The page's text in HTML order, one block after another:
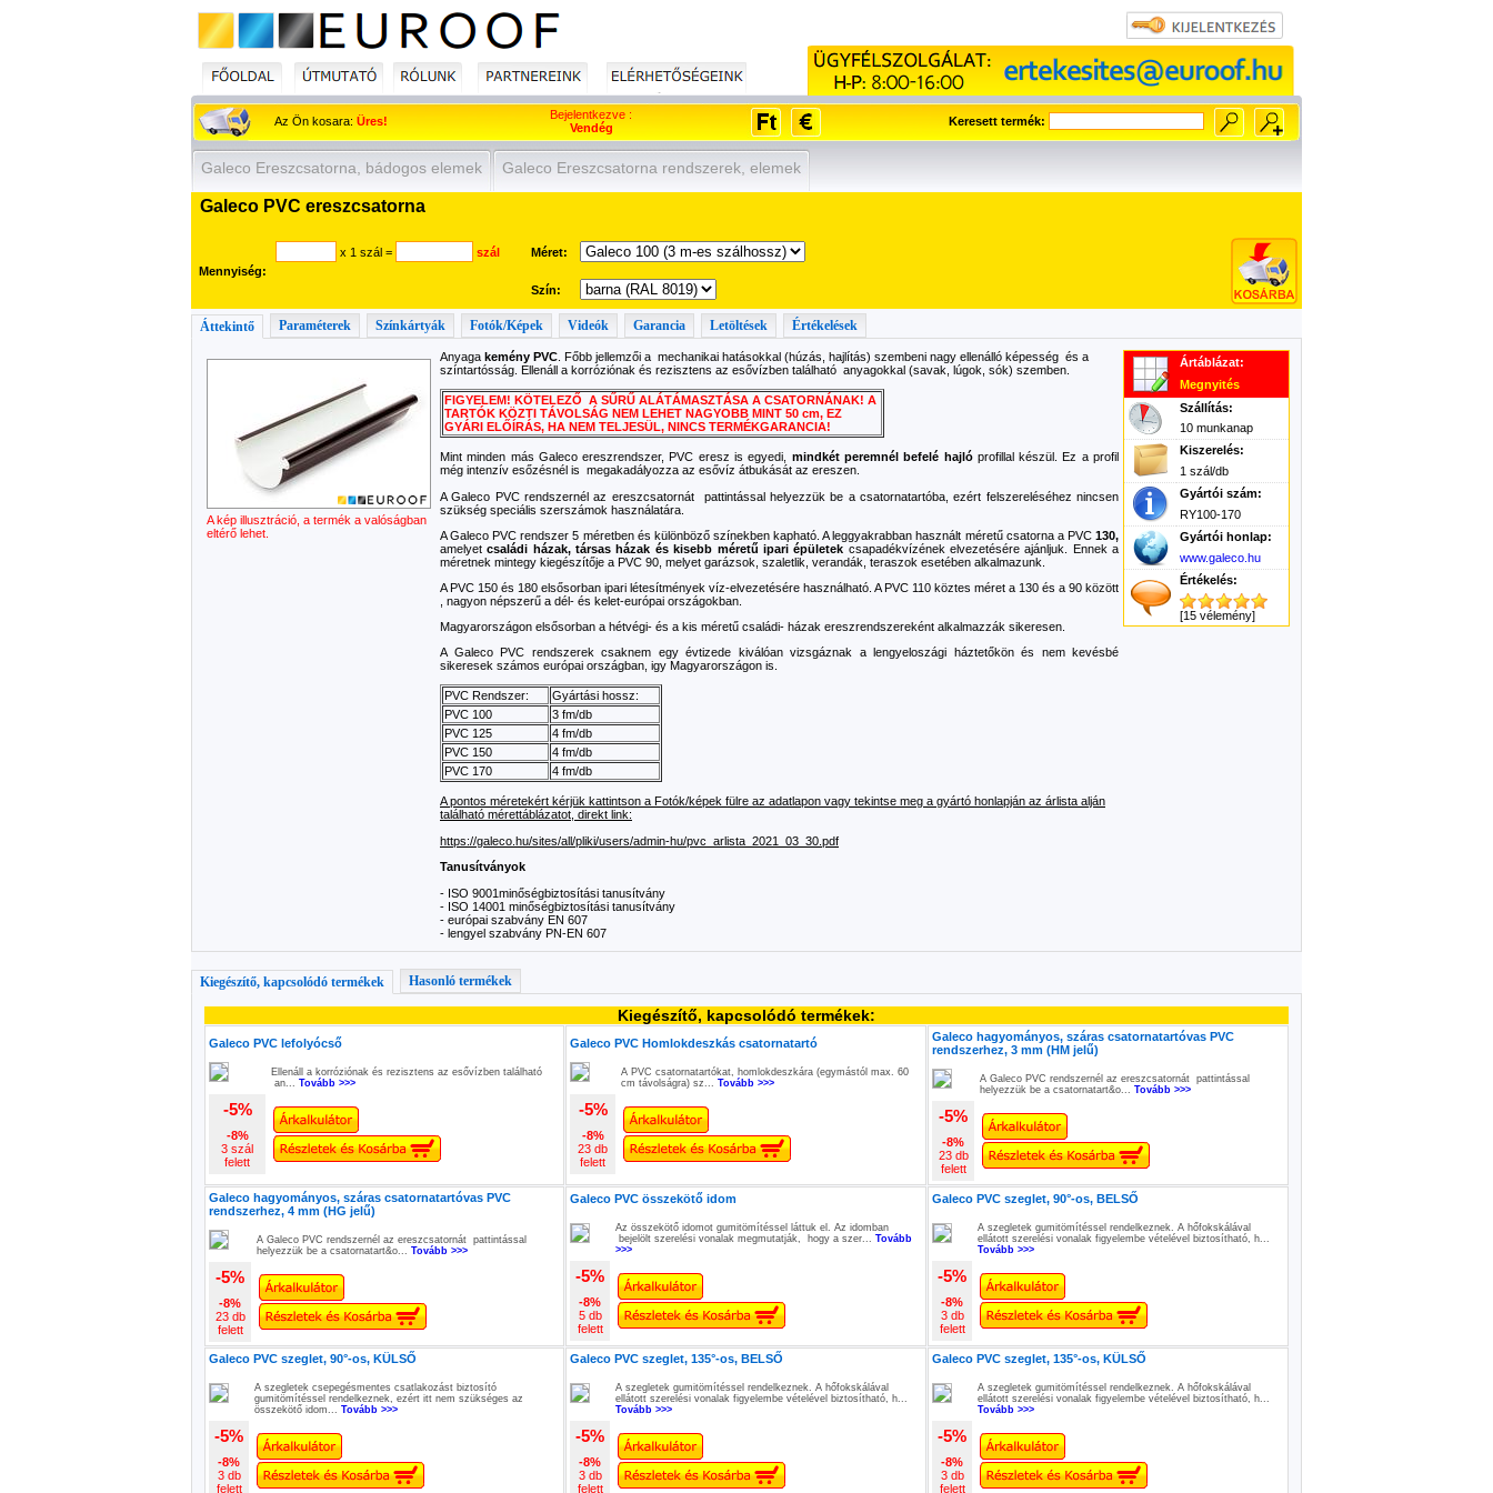
Az Ön kosara: Üres!
Bejelentkezve :
Vendég
Keresett termék:
Galeco Ereszcsatorna, bádogos elemek Galeco Ereszcsatorna rendszerek, elemek
Galeco PVC ereszcsatorna
Mennyiség:
x 1 szál = szál Méret:
Szín:
Áttekintő Paraméterek Színkártyák Fotók/Képek Videók Garancia Letöltések Értékelések
A kép illusztráció, a termék a valóságban
eltérő lehet.
Anyaga kemény PVC . Főbb jellemzői a mechanikai hatásokkal (húzás, hajlítás) szembeni nagy ellenálló képesség és a
színtartósság. Ellenáll a korróziónak és rezisztens az esővízben található anyagokkal (savak, lúgok, sók) szemben.
FIGYELEM! KÖTELEZŐ A SŰRŰ ALÁTÁMASZTÁSA A CSATORNÁNAK! A
TARTÓK KÖZTI TÁVOLSÁG NEM LEHET NAGYOBB MINT 50 cm, EZ
GYÁRI ELŐÍRÁS, HA NEM TELJESÜL, NINCS TERMÉKGARANCIA!
Mint minden más Galeco ereszrendszer, PVC eresz is egyedi, mindkét peremnél befelé hajlóprofillal készül. Ez a profil
még intenzív esőzésnél is megakadályozza az esővíz átbukását az ereszen.
A Galeco PVC rendszernél az ereszcsatornát pattintással helyezzük be a csatornatartóba, ezért felszereléséhez nincsen
szükség speciális szerszámok használatára.
A Galeco PVC rendszer 5 méretben és különböző színekben kapható. A leggyakrabban használt méretű csatorna a PVC 130,
amelyetcsaládi házak, társas házak és kisebb méretű ipari épületek csapadékvízének elvezetésére ajánljuk. Ennek a
méretnek mintegy kiegészítője a PVC 90, melyet garázsok, szaletlik, verandák, teraszok esetében alkalmazunk.
A PVC 150 és 180 elsősorban ipari létesítmények víz-elvezetésére használható. A PVC 110 köztes méret a 130 és a 90 között
, nagyon népszerű a dél- és kelet-európai országokban.
Magyarországon elsősorban a hétvégi- és a kis méretű családi- házak ereszrendszereként alkalmazzák sikeresen.
A Galeco PVC rendszerek csaknem egy évtizede kiválóan vizsgáznak a lengyeloszági háztetőkön és nem kevésbé
sikeresek számos európai országban, igy Magyarországon is.
PVC Rendszer:
Gyártási hossz:
PVC 100
3 fm/db
PVC 125
4 fm/db
PVC 150
4 fm/db
PVC 170
4 fm/db
A pontos méretekért kérjük kattintson a Fotók/képek fülre az adatlapon vagy tekintse meg a gyártó honlapján az árlista alján
található mérettáblázatot, direkt link:
https://galeco.hu/sites/all/pliki/users/admin-hu/pvc_arlista_2021_03_30.pdf
Tanusítványok
- ISO 9001minőségbiztosítási tanusítvány
- ISO 14001 minőségbiztosítási tanusítvány
- európai szabvány EN 607
- lengyel szabvány PN-EN 607
Ártáblázat:
Megnyités
Szállítás:
10 munkanap
Kiszerelés:
1 szál/db
Gyártói szám:
RY100-170
Gyártói honlap:
www.galeco.hu
Értékelés:
[15 vélemény]
Kiegészítő, kapcsolódó termékek Hasonló termékek
Kiegészítő, kapcsolódó termékek:
Galeco PVC lefolyócső
Ellenáll a korróziónak és rezisztens az esővízben található
an... Tovább >>>
-5%
-8%
3 szál
felett
Galeco PVC Homlokdeszkás csatornatartó
A PVC csatornatartókat, homlokdeszkára (egymástól max. 60
cm távolságra) sz... Tovább >>>
-5%
-8%
23 db
felett
Galeco hagyományos, száras csatornatartóvas PVC
rendszerhez, 3 mm (HM jelű)
A Galeco PVC rendszernél az ereszcsatornát pattintással
helyezzük be a csatornatart&o... Tovább >>>
-5%
-8%
23 db
felett
Galeco hagyományos, száras csatornatartóvas PVC
rendszerhez, 4 mm (HG jelű)
A Galeco PVC rendszernél az ereszcsatornát pattintással
helyezzük be a csatornatart&o... Tovább >>>
-5%
-8%
23 db
felett
Galeco PVC összekötő idom
Az összekötő idomot gumitömítéssel láttuk el. Az idomban
bejelölt szerelési vonalak megmutatják, hogy a szer... Tovább
>>>
-5%
-8%
5 db
felett
Galeco PVC szeglet, 90°-os, BELSŐ
A szegletek gumitömítéssel rendelkeznek. A hőfokskálával
ellátott szerelési vonalak figyelembe vételével biztosítható, h...
Tovább >>>
-5%
-8%
3 db
felett
Galeco PVC szeglet, 90°-os, KÜLSŐ
A szegletek csepegésmentes csatlakozást biztosító
gumitömítéssel rendelkeznek, ezért itt nem szükséges az
összekötő idom... Tovább >>>
-5%
-8%
3 db
felett
Galeco PVC szeglet, 135°-os, BELSŐ
A szegletek gumitömítéssel rendelkeznek. A hőfokskálával
ellátott szerelési vonalak figyelembe vételével biztosítható, h...
Tovább >>>
-5%
-8%
3 db
felett
Galeco PVC szeglet, 135°-os, KÜLSŐ
A szegletek gumitömítéssel rendelkeznek. A hőfokskálával
ellátott szerelési vonalak figyelembe vételével biztosítható, h...
Tovább >>>
-5%
-8%
3 db
felett